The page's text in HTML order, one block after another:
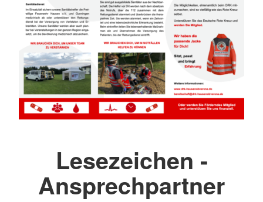
Lesezeichen -
Ansprechpartner